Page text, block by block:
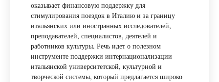
оказывает финансовую поддержку для
стимулирования поездок в Италию и за границу
итальянских или иностранных исследователей,
преподавателей, специалистов, деятелей и
работников культуры. Речь идет о полезном
инструменте поддержки интернационализации
итальянской университетской, культурной и
творческой системы, который предлагается широко